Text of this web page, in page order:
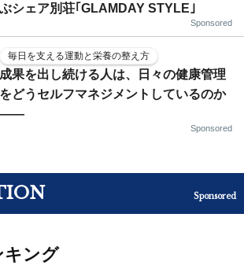
ぶシェア別荘｢GLAMDAY STYLE｣
Sponsored
毎日を支える運動と栄養の整え方
成果を出し続ける人は、日々の健康管理
をどうセルフマネジメントしているのか
——
Sponsored
Sponsored
キング